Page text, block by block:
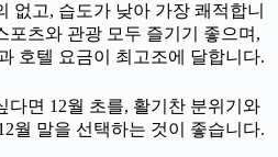
없고, 습도가 낮아 가장 쾌적합니
포츠와 관광 모두 즐기기 좋으며,
호텔 요금이 최고조에 달합니다.
다면 12월 초를, 활기찬 분위기와
월 말을 선택하는 것이 좋습니다.